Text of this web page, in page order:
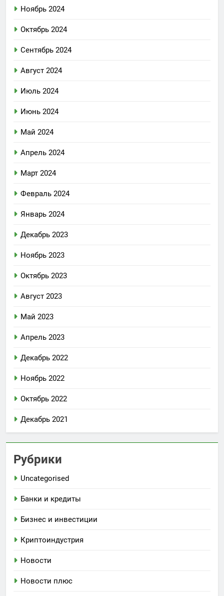
Ноябрь 2024
Октябрь 2024
Сентябрь 2024
Август 2024
Июль 2024
Июнь 2024
Май 2024
Апрель 2024
Март 2024
Февраль 2024
Январь 2024
Декабрь 2023
Ноябрь 2023
Октябрь 2023
Август 2023
Май 2023
Апрель 2023
Декабрь 2022
Ноябрь 2022
Октябрь 2022
Декабрь 2021
Рубрики
Uncategorised
Банки и кредиты
Бизнес и инвестиции
Криптоиндустрия
Новости
Новости плюс